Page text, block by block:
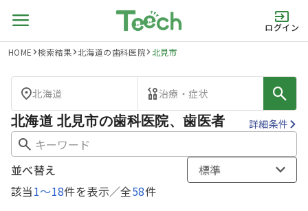
ログイン
HOME 検索結果 北海道の歯科医院 北見市
北海道 治療・症状
北海道 北見市の歯科医院、歯医者 詳細条件
該当1〜18件を表示／全58件
並べ替え 標準